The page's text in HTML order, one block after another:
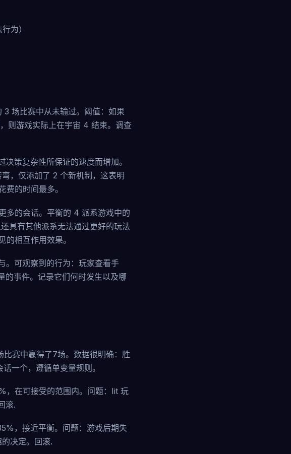
为）
场比赛中从未输过。阈值：如果
则游戏实际上在宇宙 4 结束。调查
策复杂性所保证的速度而增加。
，仅添加了 2 个新机制，这表明
的时间最多。
的会话。平衡的 4 派系游戏中的
具有其他派系无法通过更好的玩法
相互作用效果。
。可观察到的行为：玩家查看手
的事件。记录它们何时发生以及哪
赛中赢得了7场。数据很明确：胜
一个，遵循单变量规则。
在可接受的范围内。问题：Iit 玩
滚.
，接近平衡。问题：游戏后期失
决定。回滚.